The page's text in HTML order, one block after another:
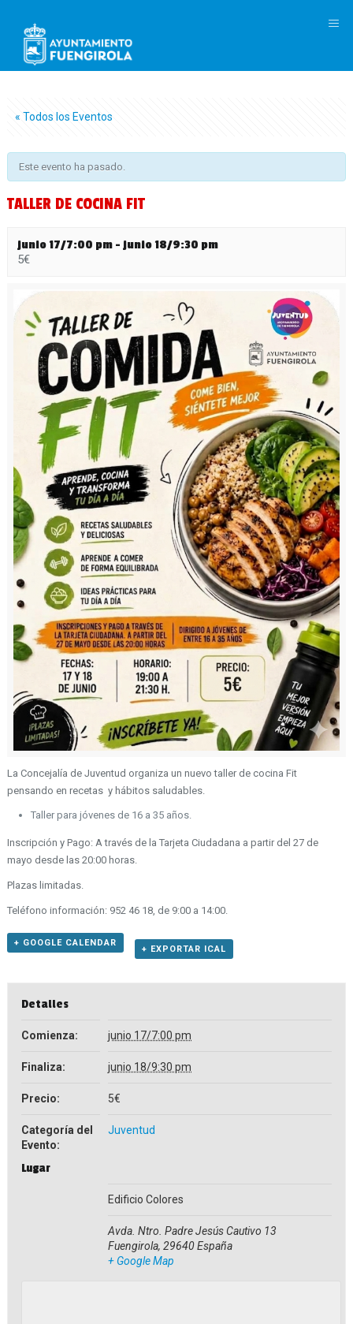
« Todos los Eventos
Este evento ha pasado.
TALLER DE COCINA FIT
junio 17/7:00 pm -junio 18/9:30 pm
5€
La Concejalía de Juventud organiza un nuevo taller de cocina Fit
pensando en recetas y hábitos saludables.
Taller para jóvenes de 16 a 35 años.
Inscripción y Pago: A través de la Tarjeta Ciudadana a partir del 27 de
mayo desde las 20:00 horas.
Plazas limitadas.
Teléfono información: 952 46 18, de 9:00 a 14:00.
+ GOOGLE CALENDAR
+ EXPORTAR ICAL
Detalles
Comienza: junio 17/7:00 pm
Finaliza: junio 18/9:30 pm
Precio: 5€
Categoría del
Evento:
Juventud
Lugar
Edificio Colores
Avda. Ntro. Padre Jesús Cautivo 13
Fuengirola, 29640 España
+ Google Map